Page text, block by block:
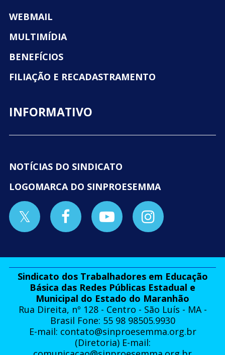
WEBMAIL
MULTIMÍDIA
BENEFÍCIOS
FILIAÇÃO E RECADASTRAMENTO
INFORMATIVO
NOTÍCIAS DO SINDICATO
LOGOMARCA DO SINPROESEMMA
Sindicato dos Trabalhadores em Educação
Básica das Redes Públicas Estadual e
Municipal do Estado do Maranhão
Rua Direita, nº 128 - Centro - São Luís - MA -
Brasil Fone: 55 98 98505.9930
E-mail: contato@sinproesemma.org.br
(Diretoria) E-mail: